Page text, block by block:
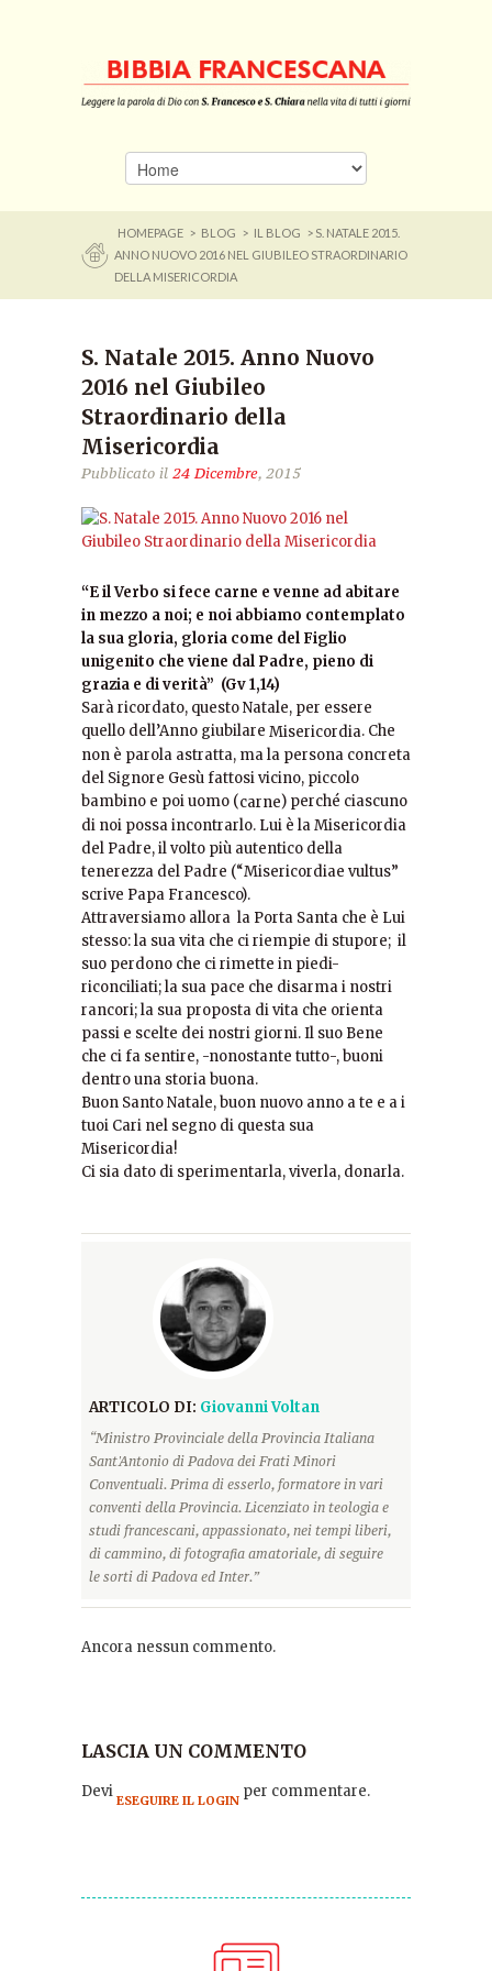
HOMEPAGE > BLOG > IL BLOG
> S. NATALE 2015.
ANNO NUOVO 2016 NEL GIUBILEO STRAORDINARIO
DELLA MISERICORDIA
S. Natale 2015. Anno Nuovo
2016 nel Giubileo
Straordinario della
Misericordia
Pubblicato il 24 Dicembre, 2015
“E il Verbo si fece carne e venne ad abitare
in mezzo a noi; e noi abbiamo contemplato
la sua gloria, gloria come del Figlio
unigenito che viene dal Padre, pieno di
grazia e di verità” (Gv 1,14)
Sarà ricordato, questo Natale, per essere
quello dell’Anno giubilare Misericordia. Che
non è parola astratta, ma la persona concreta
del Signore Gesù fattosi vicino, piccolo
bambino e poi uomo (carne) perché ciascuno
di noi possa incontrarlo. Lui è la Misericordia
del Padre, il volto più autentico della
tenerezza del Padre (“Misericordiae vultus”
scrive Papa Francesco).
Attraversiamo allora la Porta Santa che è Lui
stesso: la sua vita che ci riempie di stupore; il
suo perdono che ci rimette in piedi-
riconciliati; la sua pace che disarma i nostri
rancori; la sua proposta di vita che orienta
passi e scelte dei nostri giorni. Il suo Bene
che ci fa sentire, -nonostante tutto-, buoni
dentro una storia buona.
Buon Santo Natale, buon nuovo anno a te e a i
tuoi Cari nel segno di questa sua
Misericordia!
Ci sia dato di sperimentarla, viverla, donarla.
ARTICOLO DI: Giovanni Voltan
“Ministro Provinciale della Provincia Italiana
Sant'Antonio di Padova dei Frati Minori
Conventuali. Prima di esserlo, formatore in vari
conventi della Provincia. Licenziato in teologia e
studi francescani, appassionato, nei tempi liberi,
di cammino, di fotografia amatoriale, di seguire
le sorti di Padova ed Inter.”
Ancora nessun commento.
LASCIA UN COMMENTO
Devi ESEGUIRE IL LOGIN per commentare.